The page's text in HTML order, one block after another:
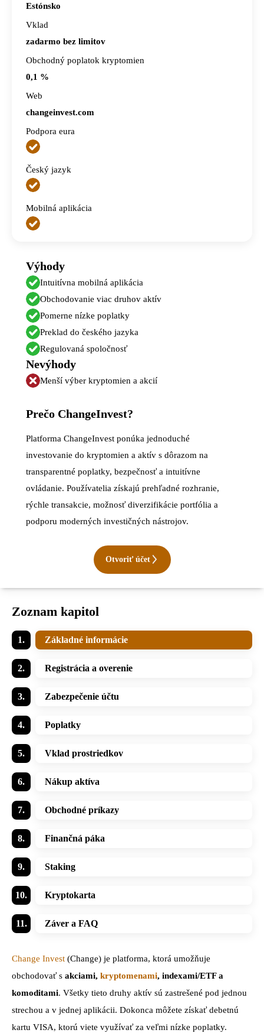
Estónsko
Vklad
zadarmo bez limitov
Obchodný poplatok kryptomien
0,1 %
Web
changeinvest.com
Podpora eura
Český jazyk
Mobilná aplikácia
Výhody
Intuitívna mobilná aplikácia
Obchodovanie viac druhov aktív
Pomerne nízke poplatky
Preklad do českého jazyka
Regulovaná spoločnosť
Nevýhody
Menší výber kryptomien a akcií
Prečo ChangeInvest?
Platforma ChangeInvest ponúka jednoduché
investovanie do kryptomien a aktív s dôrazom na
transparentné poplatky, bezpečnosť a intuitívne
ovládanie. Používatelia získajú prehľadné rozhranie,
rýchle transakcie, možnosť diverzifikácie portfólia a
podporu moderných investičných nástrojov.
Otvoriť účet
Zoznam kapitol
Základné informácie
Registrácia a overenie
Zabezpečenie účtu
Poplatky
Vklad prostriedkov
Nákup aktíva
Obchodné príkazy
Finančná páka
Staking
Kryptokarta
Záver a FAQ
Change Invest (Change) je platforma, ktorá umožňuje
obchodovať s akciami, kryptomenami, indexami/ETF a
komoditami. Všetky tieto druhy aktív sú zastrešené pod jednou
strechou a v jednej aplikácii. Dokonca môžete získať debetnú
kartu VISA, ktorú viete využívať za veľmi nízke poplatky.